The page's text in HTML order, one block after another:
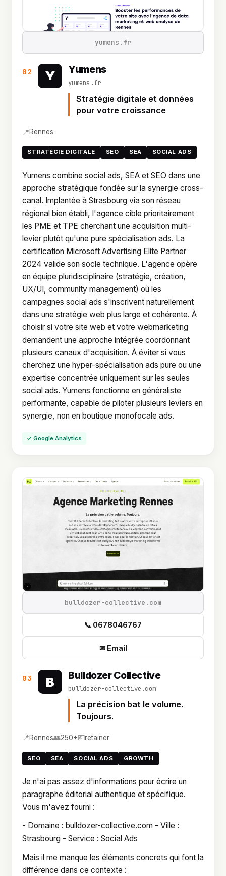
02 Y Yumens
yumens.fr
Stratégie digitale et données
pour votre croissance
📍Rennes
STRATÉGIE DIGITALE SEO SEA SOCIAL ADS
Yumens combine social ads, SEA et SEO dans une
approche stratégique fondée sur la synergie cross-
canal. Implantée à Strasbourg via son réseau
régional bien établi, l'agence cible prioritairement
les PME et TPE cherchant une acquisition multi-
levier plutôt qu'une pure spécialisation ads. La
certification Microsoft Advertising Elite Partner
2024 valide son socle technique. L'agence opère
en équipe pluridisciplinaire (stratégie, création,
UX/UI, community management) où les
campagnes social ads s'inscrivent naturellement
dans une stratégie web plus large et cohérente. À
choisir si votre site web et votre webmarketing
demandent une approche intégrée coordonnant
plusieurs canaux d'acquisition. À éviter si vous
cherchez une hyper-spécialisation ads pure ou une
expertise concentrée uniquement sur les seules
social ads. Yumens fonctionne en généraliste
performante, capable de piloter plusieurs leviers en
synergie, non en boutique monofocale ads.
✓ Google Analytics
yumens.fr
03 B Bulldozer Collective
bulldozer-collective.com
La précision bat le volume.
Toujours.
📍Rennes👥250+💶retainer
SEO SEA SOCIAL ADS GROWTH
Je n'ai pas assez d'informations pour écrire un
paragraphe éditorial authentique et spécifique.
Vous m'avez fourni :
- Domaine : bulldozer-collective.com - Ville :
Strasbourg - Service : Social Ads
Mais il me manque les éléments concrets qui font la
différence dans ce contexte :
bulldozer-collective.com
📞 0678046767
✉ Email